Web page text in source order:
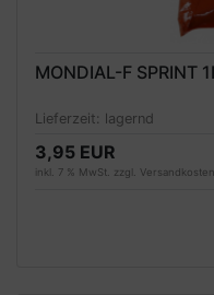
MONDIAL-F SPRINT
Lieferzeit: lagernd
3,95 EUR
inkl. 7 % MwSt. zzgl. Versandkosten